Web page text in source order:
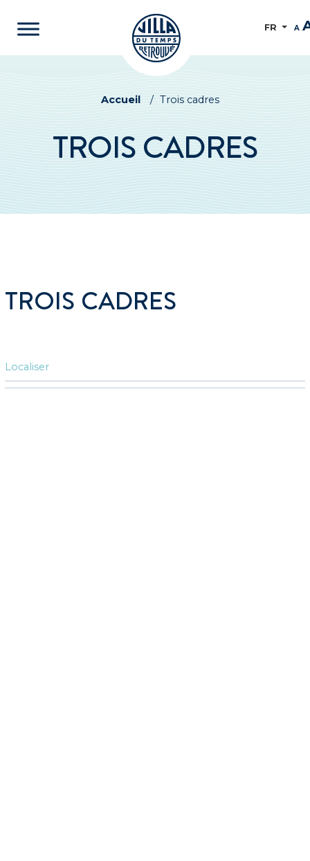
FR A
Accueil / Trois cadres
TROIS CADRES
TROIS CADRES
Localiser